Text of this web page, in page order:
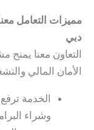
مميزات التعامل
دبي
التعاون معنا
الأمان المالي
الخدمة
وشراء